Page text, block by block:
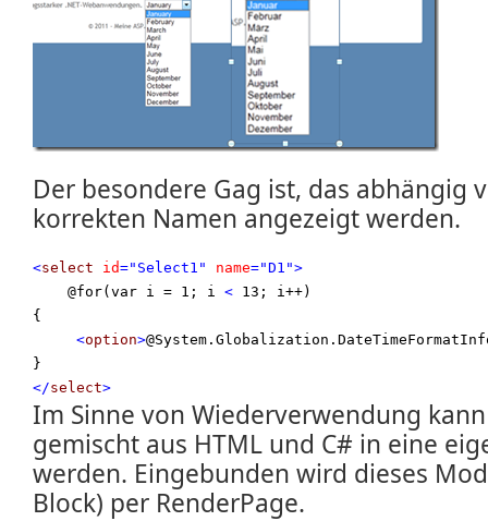
Der besondere Gag ist, das abhängig
korrekten Namen angezeigt werden.
<select id="Select1" name="D1">
    @for(var i = 1; i
< 13; i++)
{
<option>
</select>
Im Sinne von Wiederverwendung
gemischt aus HTML und C# in eine
werden. Eingebunden wird dieses
Block) per RenderPage.